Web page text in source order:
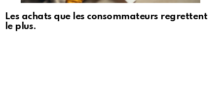
Les achats que les consommateurs regrettent
le plus.